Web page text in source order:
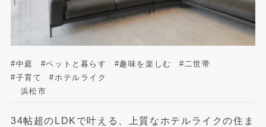
#中庭 #ペットと暮らす #趣味を楽しむ
#二世帯
#子育て
#ホテルライク
浜松市
34帖超のLDKで叶える、上質なホテルライクの住ま